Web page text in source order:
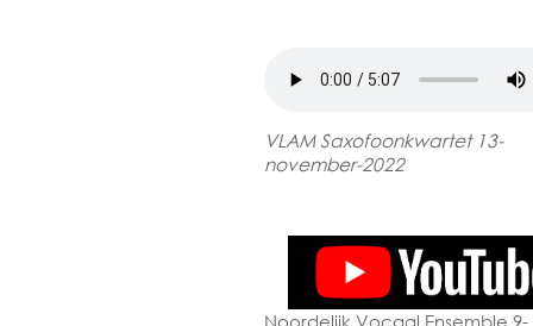
VLAM Saxofoonkwartet 13-
november-2022